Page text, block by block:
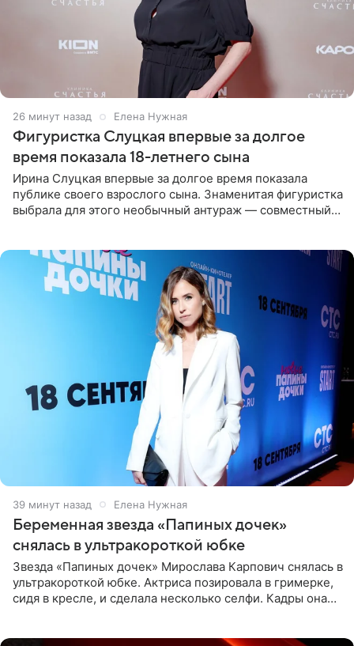
26 минут назад Елена Нужная
Фигуристка Слуцкая впервые за долгое
время показала 18-летнего сына
Ирина Слуцкая впервые за долгое время показала
публике своего взрослого сына. Знаменитая фигуристка
выбрала для этого необычный антураж — совместный
39 минут назад Елена Нужная
Беременная звезда «Папиных дочек»
снялась в ультракороткой юбке
Звезда «Папиных дочек» Мирослава Карпович снялась в
ультракороткой юбке. Актриса позировала в гримерке,
сидя в кресле, и сделала несколько селфи. Кадры она